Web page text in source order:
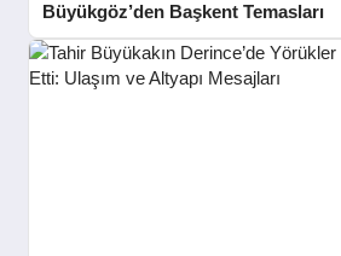
Büyükgöz’den Başkent Temasları